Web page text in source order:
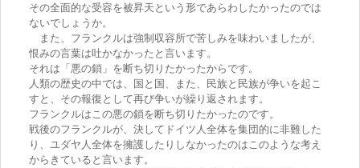
その全面的な受容を被昇天という形であらわしたかったのでは
ないでしょうか。
また、フランクルは強制収容所で苦しみを味わいましたが、
恨みの言葉は吐かなかったと言います。
それは「悪の鎖」を断ち切りたかったからです。
人類の歴史の中では、国と国、また、民族と民族が争いを起こ
すと、その報復として再び争いが繰り返されます。
フランクルはこの悪の鎖を断ち切りたかったのです。
戦後のフランクルが、決してドイツ人全体を集団的に非難した
り、ユダヤ人全体を擁護したりしなかったのはこのような考え
からきていると言います。